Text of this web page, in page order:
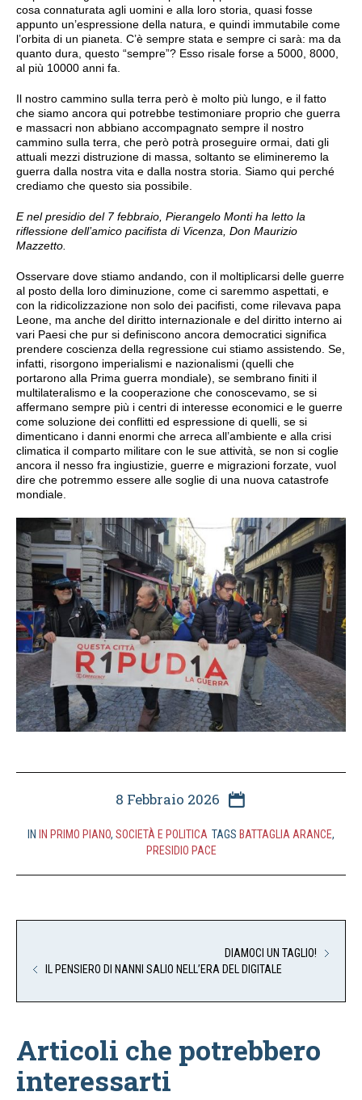
cosa connaturata agli uomini e alla loro storia, quasi fosse
appunto un’espressione della natura, e quindi immutabile come
l’orbita di un pianeta. C’è sempre stata e sempre ci sarà: ma da
quanto dura, questo “sempre”? Esso risale forse a 5000, 8000,
al più 10000 anni fa.
Il nostro cammino sulla terra però è molto più lungo, e il fatto
che siamo ancora qui potrebbe testimoniare proprio che guerra
e massacri non abbiano accompagnato sempre il nostro
cammino sulla terra, che però potrà proseguire ormai, dati gli
attuali mezzi distruzione di massa, soltanto se elimineremo la
guerra dalla nostra vita e dalla nostra storia. Siamo qui perché
crediamo che questo sia possibile.
E nel presidio del 7 febbraio, Pierangelo Monti ha letto la
riflessione dell’amico pacifista di Vicenza, Don Maurizio
Mazzetto.
Osservare dove stiamo andando, con il moltiplicarsi delle guerre
al posto della loro diminuzione, come ci saremmo aspettati, e
con la ridicolizzazione non solo dei pacifisti, come rilevava papa
Leone, ma anche del diritto internazionale e del diritto interno ai
vari Paesi che pur si definiscono ancora democratici significa
prendere coscienza della regressione cui stiamo assistendo. Se,
infatti, risorgono imperialismi e nazionalismi (quelli che
portarono alla Prima guerra mondiale), se sembrano finiti il
multilateralismo e la cooperazione che conoscevamo, se si
affermano sempre più i centri di interesse economici e le guerre
come soluzione dei conflitti ed espressione di quelli, se si
dimenticano i danni enormi che arreca all’ambiente e alla crisi
climatica il comparto militare con le sue attività, se non si coglie
ancora il nesso fra ingiustizie, guerre e migrazioni forzate, vuol
dire che potremmo essere alle soglie di una nuova catastrofe
mondiale.
8 Febbraio 2026
IN IN PRIMO PIANO, SOCIETÀ E POLITICA TAGS BATTAGLIA ARANCE,
PRESIDIO PACE
DIAMOCI UN TAGLIO!
IL PENSIERO DI NANNI SALIO NELL’ERA DEL DIGITALE
Articoli che potrebbero
interessarti